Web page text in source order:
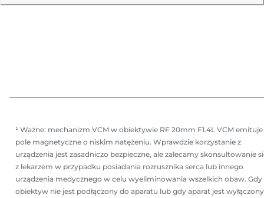
¹ Ważne: mechanizm VCM w obiektywie RF 20mm F1.4L VCM emituje
pole magnetyczne o niskim natężeniu. Wprawdzie korzystanie z
urządzenia jest zasadniczo bezpieczne, ale zalecamy skonsultowanie
z lekarzem w przypadku posiadania rozrusznika serca lub innego
urządzenia medycznego w celu wyeliminowania wszelkich obaw. Gdy
obiektyw nie jest podłączony do aparatu lub gdy aparat jest